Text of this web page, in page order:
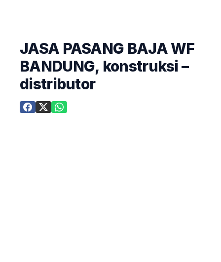
JASA PASANG BAJA WF
BANDUNG, konstruksi –
distributor